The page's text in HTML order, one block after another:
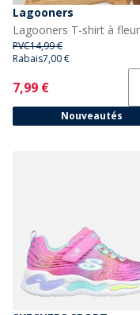
Lagooners
PVC14,99 €
Rabais7,00 €
Current
7,99 €
Nouveautés